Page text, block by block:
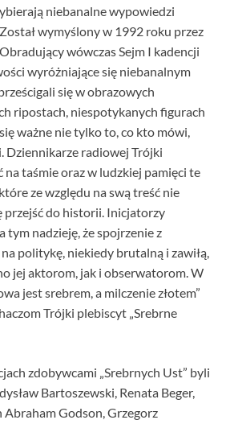
niebanalne wypowiedzi
wymyślony w 1992 roku przez
wówczas Sejm I kadencji
wyróżniające się niebanalnym
się w obrazowych
ripostach, niespotykanych figurach
ważne nie tylko to, co kto mówi,
Dziennikarze radiowej Trójki
taśmie oraz w ludzkiej pamięci te
ze względu na swą treść nie
przejść do historii. Inicjatorzy
tym nadzieję, że spojrzenie z
politykę, niekiedy brutalną i zawiłą,
jej aktorom, jak i obserwatorom. W
jest srebrem, a milczenie złotem”
Trójki plebiscyt „Srebrne
zdobywcami „Srebrnych Ust” byli
Bartoszewski, Renata Beger,
Abraham Godson, Grzegorz